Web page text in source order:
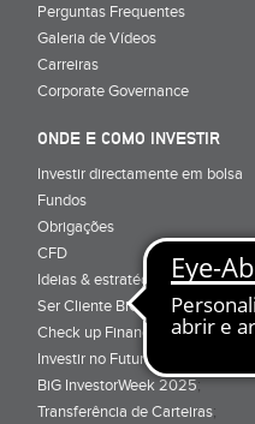
Perguntas Frequentes
Galeria de Vídeos
Carreiras
Corporate Governance
ONDE E COMO INVESTIR
Investir directamente em bolsa
Fundos
Obrigações
CFD
Ideias & estratégias para investir
Ser Cliente BiG
Check up Financeiro
Investir no Futuro
BiG InvestorWeek 2025;
Transferência de Carteiras;